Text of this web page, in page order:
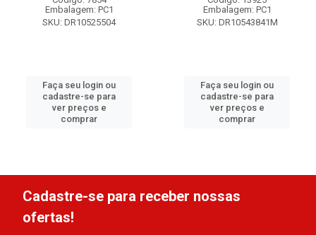
Embalagem: PC1
SKU: DR10525504
Faça seu login ou
cadastre-se para
ver preços e
comprar
Embalagem: PC1
SKU: DR10543841M
Faça seu login ou
cadastre-se para
ver preços e
comprar
Cadastre-se para receber nossas
ofertas!